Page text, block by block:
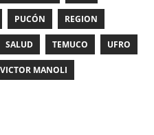
PUCÓN REGION
SALUD TEMUCO UFRO
VICTOR MANOLI